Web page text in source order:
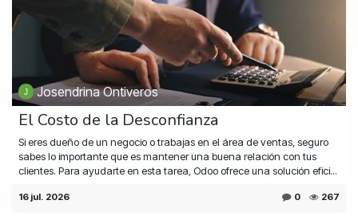
Josendrina Ontiveros
El Costo de la Desconfianza
Si eres dueño de un negocio o trabajas en el área de ventas, seguro
sabes lo importante que es mantener una buena relación con tus
clientes. Para ayudarte en esta tarea, Odoo ofrece una solución efici...
16 jul. 2026 0 267